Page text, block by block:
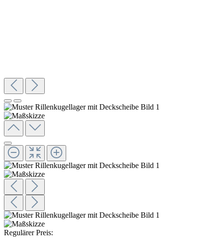
Regulärer Preis: